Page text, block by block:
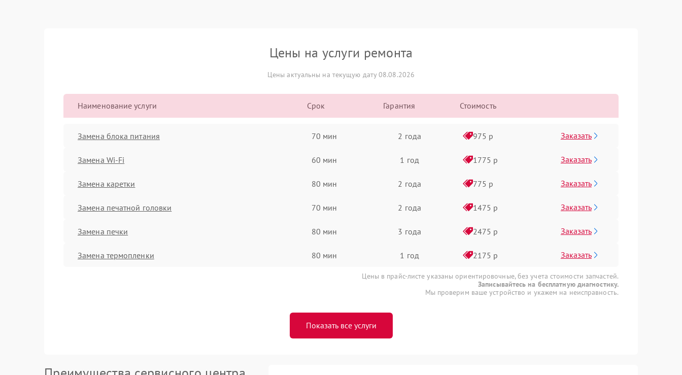
Цены на услуги ремонта
Цены актуальны на текущую дату 08.08.2026
Наименование услуги Срок Гарантия Стоимость
Замена блока питания 70 мин 2 года 975 р Заказать
Замена Wi-Fi 60 мин 1 год 1775 р Заказать
Замена каретки 80 мин 2 года 775 р Заказать
Замена печатной головки 70 мин 2 года 1475 р Заказать
Замена печки 80 мин 3 года 2475 р Заказать
Замена термопленки 80 мин 1 год 2175 р Заказать
Цены в прайс-листе указаны ориентировочные, без учета стоимости запчастей.
Записывайтесь на бесплатную диагностику.
Мы проверим ваше устройство и укажем на неисправность.
Показать все услуги